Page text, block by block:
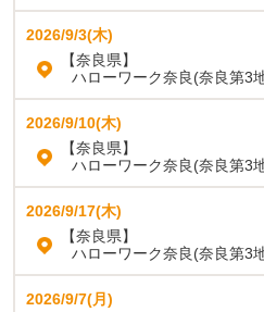
2026/9/3(木)
【奈良県】
ハローワーク奈良(奈良第3
2026/9/10(木)
【奈良県】
ハローワーク奈良(奈良第3
2026/9/17(木)
【奈良県】
ハローワーク奈良(奈良第3
2026/9/7(月)